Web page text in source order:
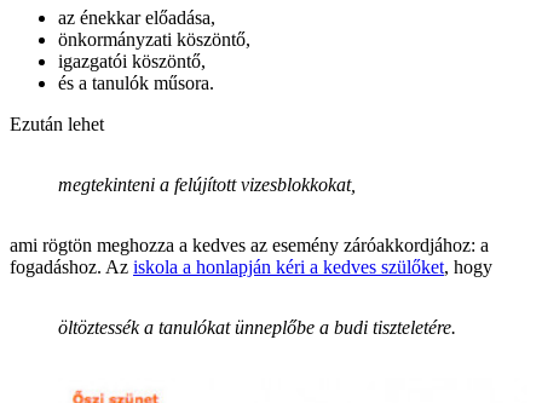
az énekkar előadása,
önkormányzati köszöntő,
igazgatói köszöntő,
és a tanulók műsora.
Ezután lehet
megtekinteni a felújított vizesblokkokat,
ami rögtön meghozza a kedves az esemény záróakkordjához: a
fogadáshoz. Az iskola a honlapján kéri a kedves szülőket, hogy
öltöztessék a tanulókat ünneplőbe a budi tiszteletére.